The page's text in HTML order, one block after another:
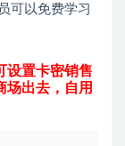
可以免费学习
设置卡密销售
场出去，自用